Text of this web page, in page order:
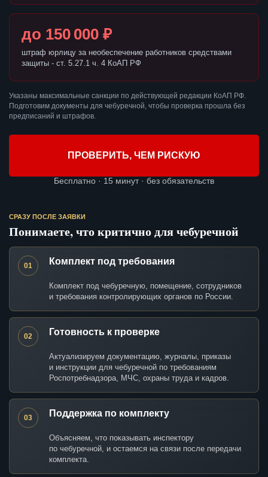
до 150 000 ₽
штраф юрлицу за необеспечение работников средствами
защиты - ст. 5.27.1 ч. 4 КоАП РФ
Указаны максимальные санкции по действующей редакции КоАП РФ.
Подготовим документы для чебуречной, чтобы проверка прошла без
предписаний и штрафов.
ПРОВЕРИТЬ, ЧЕМ РИСКУЮ
Бесплатно · 15 минут · без обязательств
СРАЗУ ПОСЛЕ ЗАЯВКИ
Понимаете, что критично для чебуречной
01 Комплект под требования
Комплект под чебуречную, помещение, сотрудников
и требования контролирующих органов по России.
02 Готовность к проверке
Актуализируем документацию, журналы, приказы
и инструкции для чебуречной по требованиям
Роспотребнадзора, МЧС, охраны труда и кадров.
03 Поддержка по комплекту
Объясняем, что показывать инспектору
по чебуречной, и остаемся на связи после передачи
комплекта.